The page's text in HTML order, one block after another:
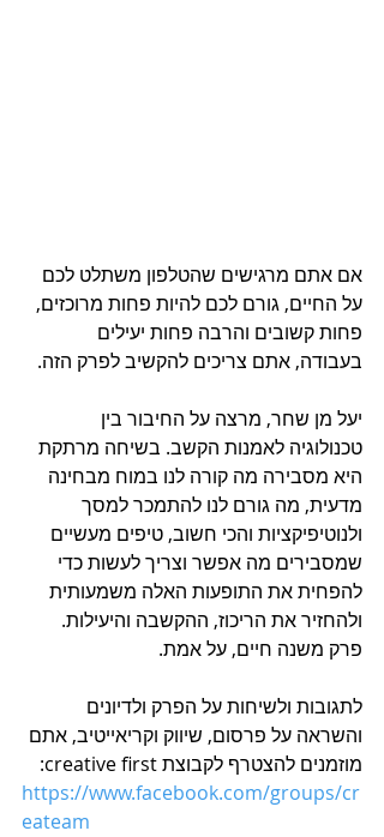
אם אתם מרגישים שהטלפון משתלט לכם
על החיים, גורם לכם להיות פחות מרוכזים,
פחות קשובים והרבה פחות יעילים
בעבודה, אתם צריכים להקשיב לפרק הזה.
יעל מן שחר, מרצה על החיבור בין
טכנולוגיה לאמנות הקשב. בשיחה מרתקת
היא מסבירה מה קורה לנו במוח מבחינה
מדעית, מה גורם לנו להתמכר למסך
ולנוטיפיקציות והכי חשוב, טיפים מעשיים
שמסבירים מה אפשר וצריך לעשות כדי
להפחית את התופעות האלה משמעותית
ולהחזיר את הריכוז, ההקשבה והיעילות.
פרק משנה חיים, על אמת.
לתגובות ולשיחות על הפרק ולדיונים
והשראה על פרסום, שיווק וקריאייטיב, אתם
מוזמנים להצטרף לקבוצת creative first:
https://www.facebook.com/groups/cr
eateam